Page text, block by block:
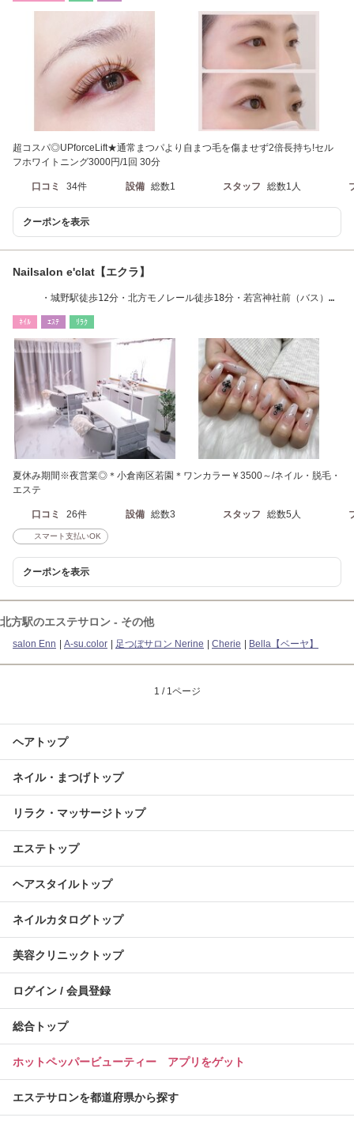
超コスパ◎UPforceLift★通常まつパより自まつ毛を傷ませず2倍長持ち!セル
フホワイトニング3000円/1回 30分
口コミ 34件 設備 総数1 スタッフ 総数1人
クーポンを表示
Nailsalon e'clat【エクラ】
・城野駅徒歩12分・北方モノレール徒歩18分・若宮神社前（バス）徒
ﾈｲﾙ ｴｽﾃ ﾘﾗｸ
夏休み期間※夜営業◎＊小倉南区若園＊ワンカラー￥3500～/ネイル・脱毛・
エステ
口コミ 26件 設備 総数3 スタッフ 総数5人
スマート支払いOK
クーポンを表示
北方駅のエステサロン - その他
salon Enn A-su.color 足つぼサロン Nerine Cherie Bella【ベーヤ】
1 / 1ページ
ヘアトップ
ネイル・まつげトップ
リラク・マッサージトップ
エステトップ
ヘアスタイルトップ
ネイルカタログトップ
美容クリニックトップ
ログイン / 会員登録
総合トップ
ホットペッパービューティー アプリをゲット
エステサロンを都道府県から探す